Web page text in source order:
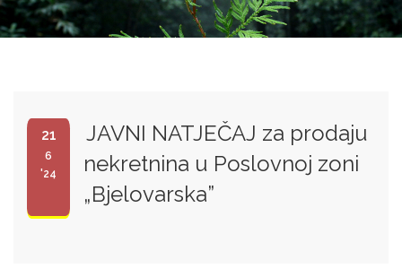
21
6
'24
JAVNI NATJEČAJ za prodaju
nekretnina u Poslovnoj zoni
„Bjelovarska”